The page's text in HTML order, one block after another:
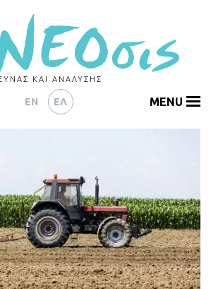
ΚΑΙ ΑΝΑΛΥΣΗΣ
EN ΕΛ
ΑΡΘΡΟΓΡΑΦΙΑ
ΕΚΔΗΛΩΣΕΙΣ
DATA
ΔΕΙΚΤΕΣ
CHARTS
MENU